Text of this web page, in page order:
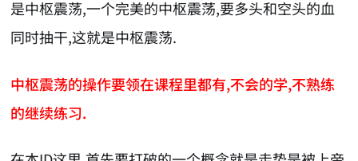
是中枢震荡,一个完美的中枢震荡,要多头和空头的血
同时抽干,这就是中枢震荡.
中枢震荡的操作要领在课程里都有,不会的学,不熟练
的继续练习.